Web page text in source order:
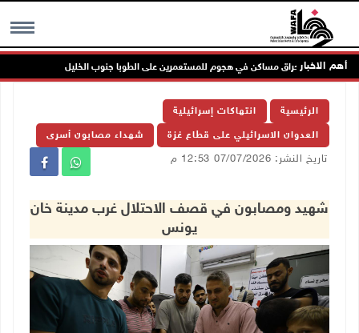
MENU أهم الاخبار
إصابات وإحراق مساكن في هجوم للمستعمرين على الطوبا جنوب الخليل
الرئيسية انتهاكات إسرائيلية
العدوان الاسرائيلي على قطاع غزة شهداء مصابون أسرى
تاريخ النشر: 07/07/2026 12:53 م
شهيد ومصابون في قصف الاحتلال غرب مدينة خان
يونس